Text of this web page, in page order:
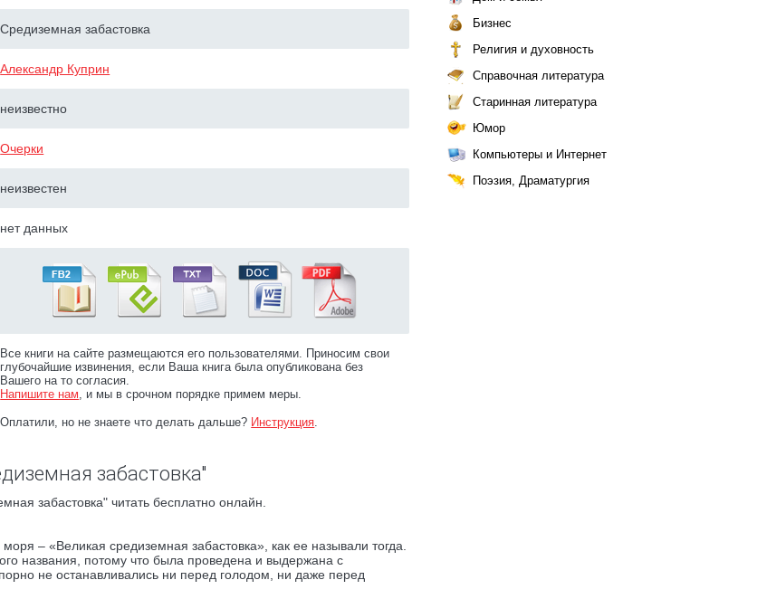
Средиземная забастовка
Александр Куприн
неизвестно
Очерки
неизвестен
нет данных
Все книги на сайте размещаются его пользователями. Приносим свои
глубочайшие извинения, если Ваша книга была опубликована без
Вашего на то согласия.
Напишите нам, и мы в срочном порядке примем меры.
Оплатили, но не знаете что делать дальше? Инструкция.
забастовка"
забастовка" читать бесплатно онлайн.
– «Великая средиземная забастовка», как ее называли тогда.
названия, потому что была проведена и выдержана с
не останавливались ни перед голодом, ни даже перед
Бизнес
Религия и духовность
Справочная литература
Старинная литература
Юмор
Компьютеры и Интернет
Поэзия, Драматургия